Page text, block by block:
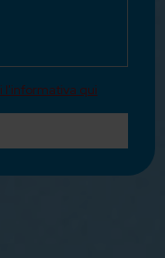
l'informativa qui